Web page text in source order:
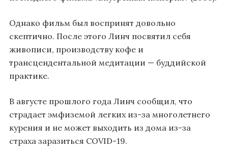
Однако фильм был воспринят довольно
скептично. После этого Линч посвятил себя
живописи, производству кофе и
трансцендентальной медитации — буддийской
практике.
В августе прошлого года Линч сообщил, что
страдает эмфиземой легких из-за многолетнего
курения и не может выходить из дома из-за
страха заразиться COVID-19.